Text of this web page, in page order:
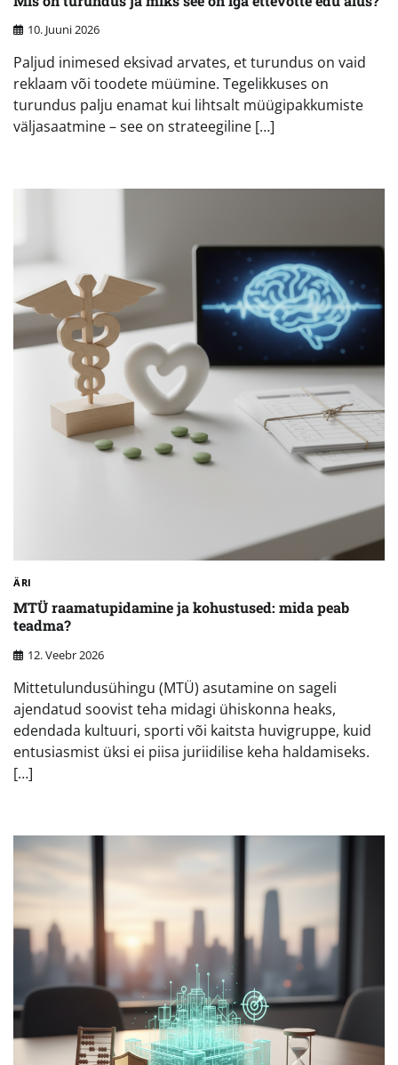
10. Juuni 2026
Paljud inimesed eksivad arvates, et turundus on vaid
reklaam või toodete müümine. Tegelikkuses on
turundus palju enamat kui lihtsalt müügipakkumiste
väljasaatmine – see on strateegiline […]
ÄRI
MTÜ raamatupidamine ja kohustused: mida peab
teadma?
12. Veebr 2026
Mittetulundusühingu (MTÜ) asutamine on sageli
ajendatud soovist teha midagi ühiskonna heaks,
edendada kultuuri, sporti või kaitsta huvigruppe, kuid
entusiasmist üksi ei piisa juriidilise keha haldamiseks.
[…]